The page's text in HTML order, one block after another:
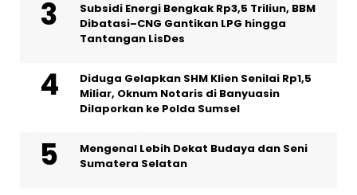
Subsidi Energi Bengkak Rp3,5 Triliun, BBM
Dibatasi–CNG Gantikan LPG hingga
Tantangan LisDes
Diduga Gelapkan SHM Klien Senilai Rp1,5
Miliar, Oknum Notaris di Banyuasin
Dilaporkan ke Polda Sumsel ‎
Mengenal Lebih Dekat Budaya dan Seni
Sumatera Selatan